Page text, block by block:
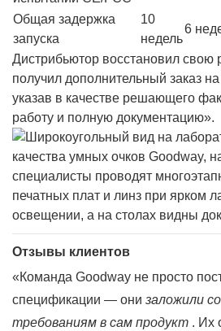
Общая задержка
запуска
10
недель
6
Дистрибьютор восстановил свою
получил дополнительный заказ
указав в качестве решающего
работу и полную документацию».
Отзывы клиентов
«Команда Goodway не просто
спецификации — они заложили
требованиям в сам продукт . Их